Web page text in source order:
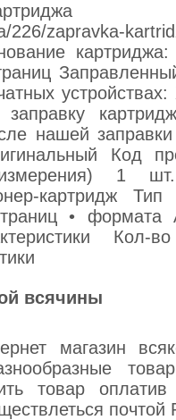
226/zapravka-
нашей
Код
1
картридж
• формата
всячины
магазин
товар
почтой